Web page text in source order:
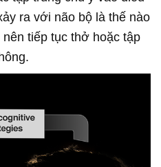
ra với não bộ là thế nào
tiếp tục thở hoặc tập